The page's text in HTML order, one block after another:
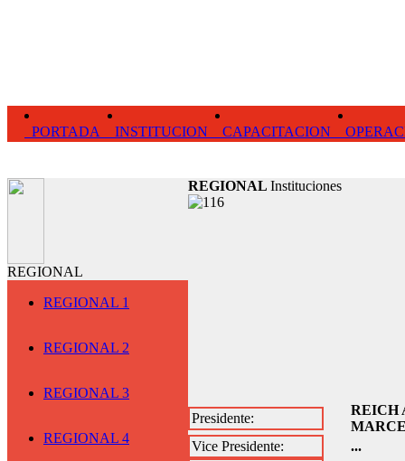
PORTADA INSTITUCION CAPACITACION
REGIONAL
REGIONAL 1
REGIONAL 2
REGIONAL 3
REGIONAL 4
REGIONAL Instituciones
Presidente:
REICH
Vice Presidente:
...